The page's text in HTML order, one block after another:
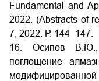
Fundamental and
2022. (Abstracts of
7, 2022. Р. 144–147.
16. Осипов
поглощение